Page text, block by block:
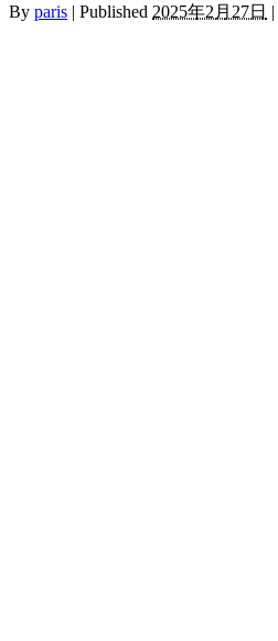
By paris | Published 2025年2月27日 |